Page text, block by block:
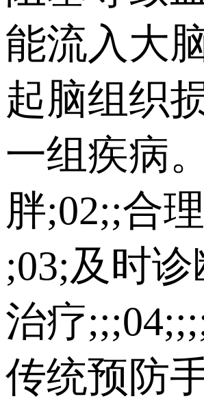
能流入大
起脑组织
一组疾病
胖;02;;合
;03;及时
治疗
传统预防